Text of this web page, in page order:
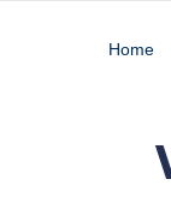
Home